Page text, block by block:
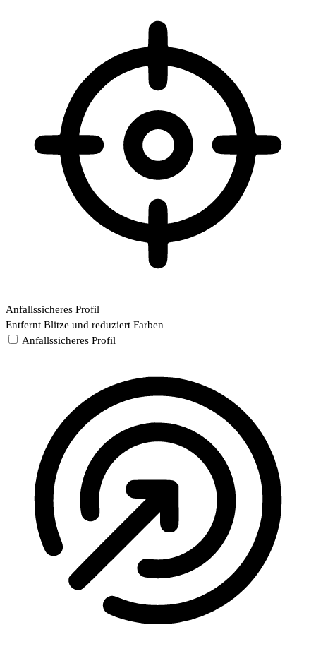
Anfallssicheres Profil
Entfernt Blitze und reduziert Farben
Anfallssicheres Profil